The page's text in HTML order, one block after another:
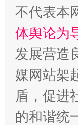
不代表本
体舆论为
发展营造
媒网站架
盾，促进
的和谐统